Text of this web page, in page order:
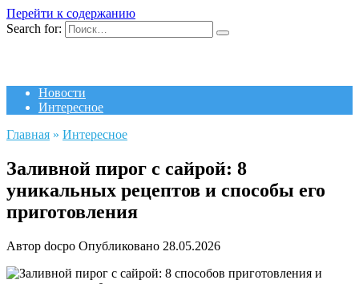
Перейти к содержанию
Search for:
Новости
Интересное
Главная » Интересное
Заливной пирог с сайрой: 8
уникальных рецептов и способы его
приготовления
Автор docpo Опубликовано 28.05.2026